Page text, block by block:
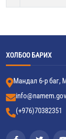
ХОЛБОО БАРИХ
Мандал 6-р баг,
(+976)70382351